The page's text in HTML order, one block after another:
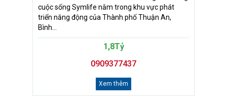
cuộc sống Symlife nằm trong khu vực phát
triển năng động của Thành phố Thuận An,
Bình...
1,8Tỷ
0909377437
Xem thêm